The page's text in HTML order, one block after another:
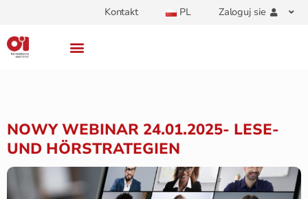
Kontakt PL Zaloguj sie
NOWY WEBINAR 24.01.2025- LESE-
UND HÖRSTRATEGIEN